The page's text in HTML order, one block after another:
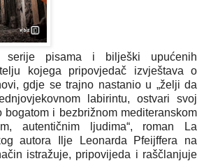
serije pisama i bilješki upućenih
kojega pripovjedač izvještava o
gdje se trajno nastanio u „želji da
labirintu, ostvari svoj
i bezbrižnom mediteranskom
autentičnim ljudima“, roman La
autora Ilje Leonarda Pfeijffera na
istražuje, pripovijeda i raščlanjuje